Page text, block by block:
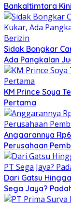
Bankaltimtara
Sidak Bongkar
Ada Pangkalan
KM Prince Soya
Pertama
Anggarannya
Perusahaan
Dari Gatsu
Sega Jaya?